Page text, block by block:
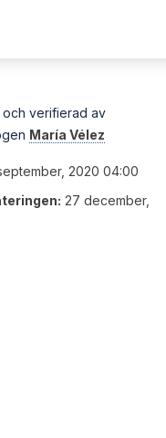
och verifierad av
María Vélez
2020 04:00
27 december,